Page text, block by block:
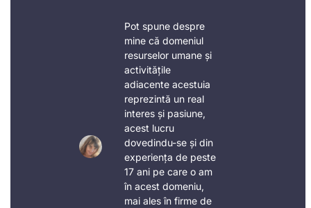
Pot spune despre
mine că domeniul
resurselor umane și
activitățile
adiacente acestuia
reprezintă un real
interes și pasiune,
acest lucru
dovedindu-se și din
experiența de peste
17 ani pe care o am
în acest domeniu,
mai ales în firme de